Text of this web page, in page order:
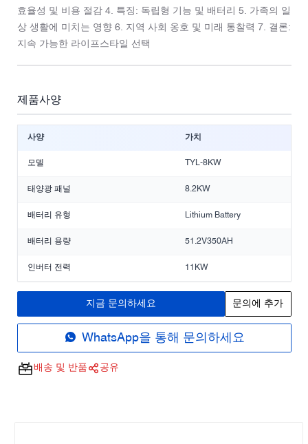
효율성 및 비용 절감 4. 특징: 독립형 기능 및 배터리 5. 가족의 일
상 생활에 미치는 영향 6. 지역 사회 옹호 및 미래 통찰력 7. 결론:
지속 가능한 라이프스타일 선택
제품사양
사양 가치
모델 TYL-8KW
태양광 패널 8.2KW
배터리 유형 Lithium Battery
배터리 용량 51.2V350AH
인버터 전력 11KW
지금 문의하세요 문의에 추가
WhatsApp을 통해 문의하세요
배송 및 반품 공유